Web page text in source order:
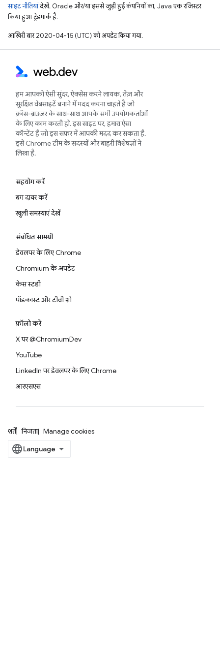
साइट नीतियांदेखें. Oracle और/या इससे जुड़ी हुई कंपनियों का, Java एक रजिस्टर
किया हुआ ट्रेडमार्क है.
आखिरी बार 2020-04-15 (UTC) को अपडेट किया गया.
हम आपको ऐसी सुंदर, ऐक्सेस करने लायक, तेज़ और
सुरक्षित वेबसाइटें बनाने में मदद करना चाहते हैं जो
क्रॉस-ब्राउज़र के साथ-साथ आपके सभी उपयोगकर्ताओं
के लिए काम करती हों. इस साइट पर, हमारा ऐसा
कॉन्टेंट है जो इस सफ़र में आपकी मदद कर सकता है.
इसे Chrome टीम के सदस्यों और बाहरी विशेषज्ञों ने
लिखा है.
सहयोग करें
बग दायर करें
खुली समस्याएं देखें
संबंधित सामग्री
डेवलपर के लिए Chrome
Chromium के अपडेट
केस स्टडी
पॉडकास्ट और टीवी शो
फ़ॉलो करें
X पर @ChromiumDev
YouTube
LinkedIn पर डेवलपर के लिए Chrome
आरएसएस
शर्तें निजता Manage cookies